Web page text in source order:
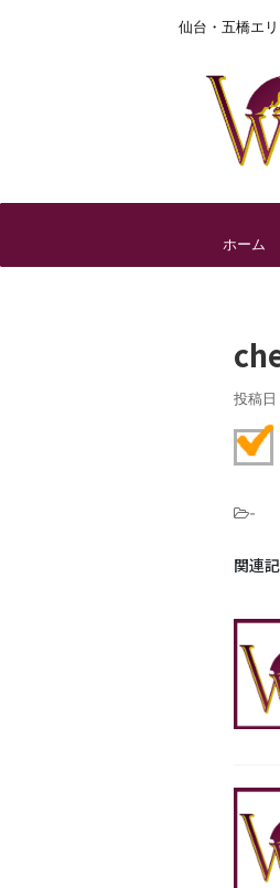
仙台・五橋エ
ホーム
投稿日
-
関連